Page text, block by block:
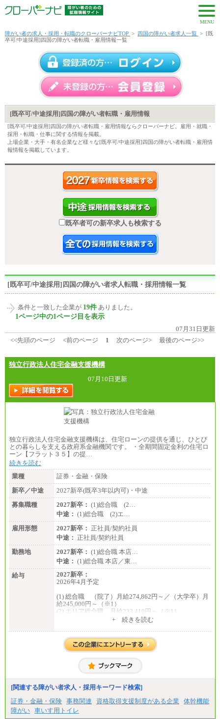
MENU
障がい者の求人・採用・転職のクローバーナビTOP > 四国の障がい者求人一覧 > [既
卒可/中途採用]四国の障がい者転職・雇用情報一覧
[既卒可/中途採用]四国の障がい者転職・雇用情報
[既卒可/中途採用]四国の障がい者転職・雇用情報ならクローバーナビ。雇用・就職・
採用・転職・仕事に関する情報を掲載。
上場企業・大手・有名企業など様々な[既卒可/中途採用]四国の障がい者転職・雇用情
報情報を掲載しています。
既卒者可の新卒求人も検索する
[既卒可/中途採用]四国の障がい者求人転職・採用情報一覧
条件と一致した企業が 19件 ありました。
1ページ中の1ページ目を表示
07月31日更新
<<先頭のページ
<前のページ 1 次のページ> 最後のページ>>
独立行政法人住宅金融支援機構
07月10日更新
独立行政法人住宅金融支援機構は、住宅ローンの提供を通じ、ひとび
との暮らしを支える政府系金融機関です。 ・全期間固定金利の住宅ロ
ーン【フラット３５】の提…
続きを読む
業種
証券・金融・保険
新卒／中途
2027新卒(既卒3年以内可)・中途
募集職種
2027新卒： (1)総合職 (2…
中途： (1)総合職 (2)エ…
雇用形態
2027新卒： 正社員/契約社員
中途： 正社員/契約社員
勤務地
2027新卒： (1)総合職 本店…
中途： (1)総合職 本店／東…
給与
2027新卒：
2026年4月予定
(1) 総合職 （院了）月給274,862円～／（大学卒）月
給245,000円～（※1）
(2) エリア総合職 月給233,410円～（※1）
(3) アシスタントスタッフ 日給9,800円～12,500円
※１ 試用期間６か月（試用期間中も給与に変更
はございません）
※２ 勤務地により異なります
（1) 総合職 （院了）月給274,862円～／（大学卒）
月給245,000円～（※1）
(2) エリア総合職 月給233,410円～（※1）
(3) アシスタントスタッフ 日給9,800円～12,500円
（※2）
※１ 試用期間６か月（試用期間中も給与に変更
なし）
※２ 勤務地により異なる
+ 続きを読む
[関連する障がい者求人・採用キーワード検索]
証券・金融・保険 事務関連 資格取得支援制度がある企業
体幹機能
障がい 車いす用トイレ